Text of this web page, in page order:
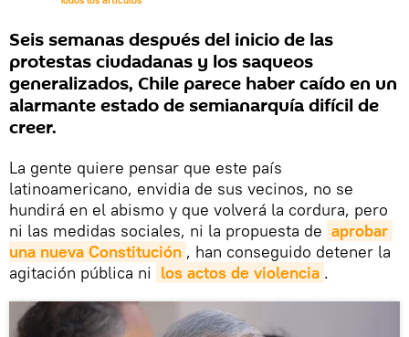
Seis semanas después del inicio de las
protestas ciudadanas y los saqueos
generalizados, Chile parece haber caído en un
alarmante estado de semianarquía difícil de
creer.
La gente quiere pensar que este país
latinoamericano, envidia de sus vecinos, no se
hundirá en el abismo y que volverá la cordura, pero
ni las medidas sociales, ni la propuesta de aprobar
una nueva Constitución , han conseguido detener la
agitación pública ni los actos de violencia .